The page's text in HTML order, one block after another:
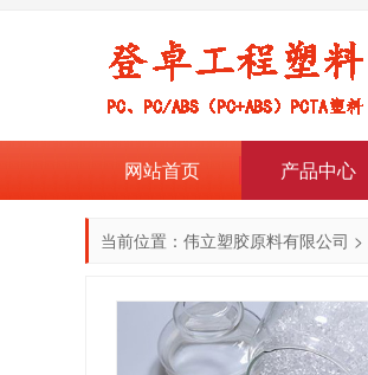
网站首页 产品中心
当前位置： 伟立塑胶原料有限公司 >